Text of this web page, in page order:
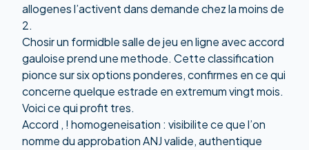
allogenes l’activent dans demande chez la moins de
2.
Chosir un formidble salle de jeu en ligne avec accord
gauloise prend une methode. Cette classification
pionce sur six options ponderes, confirmes en ce qui
concerne quelque estrade en extremum vingt mois.
Voici ce qui profit tres.
Accord , ! homogeneisation : visibilite ce que l’on
nomme du approbation ANJ valide, authentique